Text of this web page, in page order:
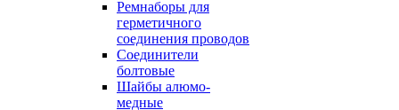
Ремнаборы для
герметичного
соединения проводов
Соединители
болтовые
Шайбы алюмо-
медные